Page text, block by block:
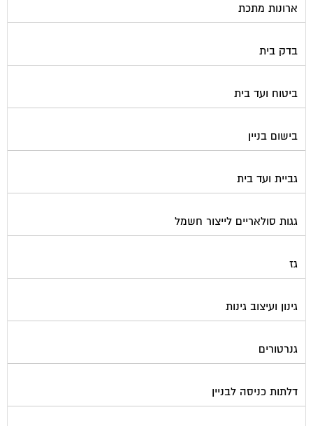
ארונות מתכת
בדק בית
ביטוח ועד בית
בישום בניין
גביית ועד בית
גגות סולאריים לייצור חשמל
גז
גינון ועיצוב גינות
גנרטורים
דלתות כניסה לבניין